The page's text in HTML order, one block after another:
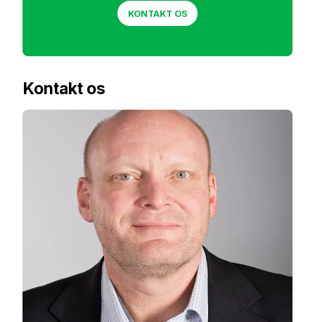
KONTAKT OS
Kontakt os